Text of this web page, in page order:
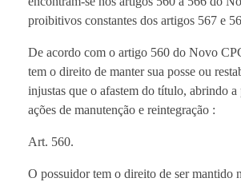
proibitivos constantes dos artigos 567 e
De acordo com o artigo 560 do Novo
tem o direito de manter sua posse ou
injustas que o afastem do título, abrindo
ações de manutenção e reintegração :
Art. 560.
O possuidor tem o direito de ser mantido